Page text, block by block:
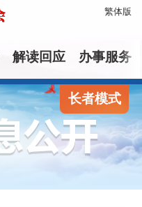
繁体版
解读回应 办事服务
长者模式